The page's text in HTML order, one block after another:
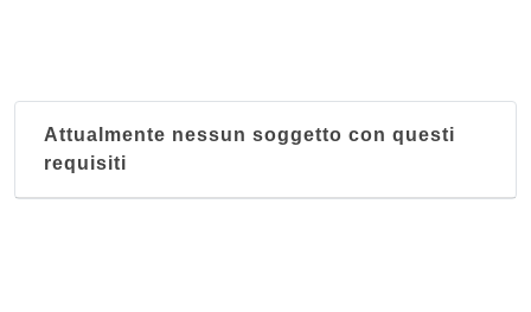
Attualmente nessun soggetto con questi
requisiti